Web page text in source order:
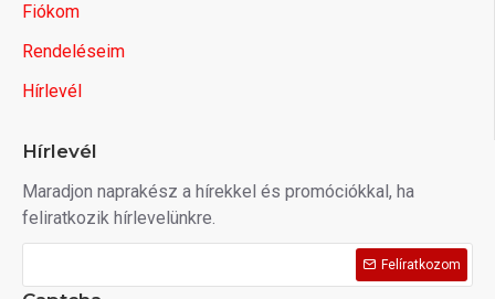
Fiókom
Rendeléseim
Hírlevél
Hírlevél
Maradjon naprakész a hírekkel és promóciókkal, ha
feliratkozik hírlevelünkre.
Felíratkozom